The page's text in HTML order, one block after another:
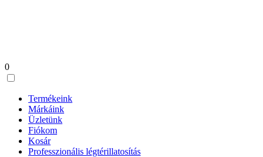
0
Termékeink
Márkáink
Üzletünk
Fiókom
Kosár
Professzionális légtérillatosítás